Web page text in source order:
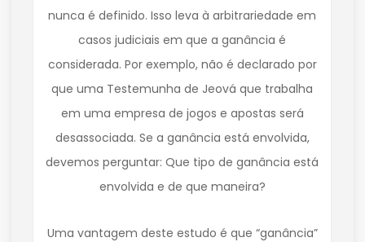
nunca é definido. Isso leva à arbitrariedade em
casos judiciais em que a ganância é
considerada. Por exemplo, não é declarado por
que uma Testemunha de Jeová que trabalha
em uma empresa de jogos e apostas será
desassociada. Se a ganância está envolvida,
devemos perguntar: Que tipo de ganância está
envolvida e de que maneira?
Uma vantagem deste estudo é que “ganância”